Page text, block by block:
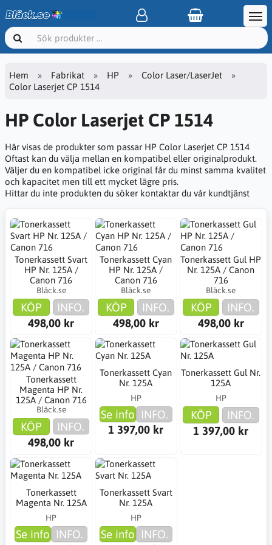
Hem Fabrikat HP
Color Laser/LaserJet
Color Laserjet CP 1514
HP Color Laserjet CP 1514
Här visas de produkter som passar HP Color Laserjet CP 1514
Oftast kan du välja mellan en kompatibel eller originalprodukt.
Väljer du en kompatibel icke original får du minst samma kvalitet
och kapacitet men till ett mycket lägre pris.
Hittar du inte produkten du söker kontaktar du vår kundtjänst
Tonerkassett Svart
HP Nr. 125A /
Canon 716
Bläck.se
KÖP
INFO.
498,00 kr
Tonerkassett Cyan
HP Nr. 125A /
Canon 716
Bläck.se
KÖP
INFO.
498,00 kr
Tonerkassett Gul HP
Nr. 125A / Canon
716
Bläck.se
KÖP
INFO.
498,00 kr
Tonerkassett
Magenta HP Nr.
125A / Canon 716
Bläck.se
KÖP
INFO.
498,00 kr
Tonerkassett Cyan
Nr. 125A
HP
Se info INFO.
1 397,00 kr
Tonerkassett Gul Nr.
125A
HP
KÖP
INFO.
1 397,00 kr
Tonerkassett
Magenta Nr. 125A
HP
Se info INFO.
Tonerkassett Svart
Nr. 125A
HP
Se info INFO.